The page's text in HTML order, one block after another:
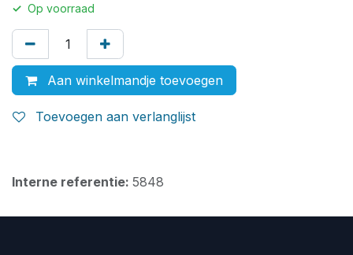
✓ Op voorraad
Aan winkelmandje toevoegen
Toevoegen aan verlanglijst
Interne referentie: 5848